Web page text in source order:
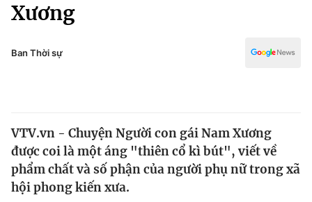
Xã hội
Pháp luật
Thế giới
Tin tức
Thế giới đó đây
Kinh tế
Văn hóa - Giải trí
Y tế
Công nghệ
Xương
Ban Thời sự
VTV.vn - Chuyện Người con gái Nam Xương
được coi là một áng "thiên cổ kì bút", viết về
phẩm chất và số phận của người phụ nữ trong xã
hội phong kiến xưa.